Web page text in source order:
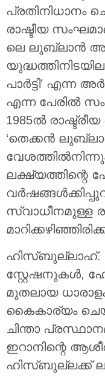
രാഷ്ടീയ
ലെ ലുബ്‌ലാൻ
പാർട്ടി’ എന്ന
എന്ന പേരിൽ
1985ൽ
‘തെക്കൻ
ലക്ഷ്യത്തിന്റെ
സ്വാധീനമുള്ള
ഹിസ്ബുല്ലാഹ്.
സ്റ്റേഷനുകൾ,
മുതലായ
കൈകാര്യം
ചിന്താ
ഇറാനിന്റെ
ഹിസ്ബുല്ലക്ക്